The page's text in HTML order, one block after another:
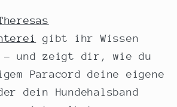
gibt ihr Wissen
– und zeigt dir, wie du
Paracord deine eigene
dein Hundehalsband